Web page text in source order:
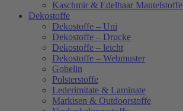
Kaschmir & Edelhaar Mantelstoffe
Dekostoffe
Dekostoffe – Uni
Dekostoffe – Drucke
Dekostoffe – leicht
Dekostoffe – Webmuster
Gobelin
Polsterstoffe
Lederimitate & Laminate
Markisen & Outdoorstoffe